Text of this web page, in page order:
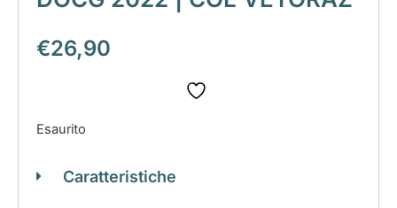
€26,90
Esaurito
Caratteristiche